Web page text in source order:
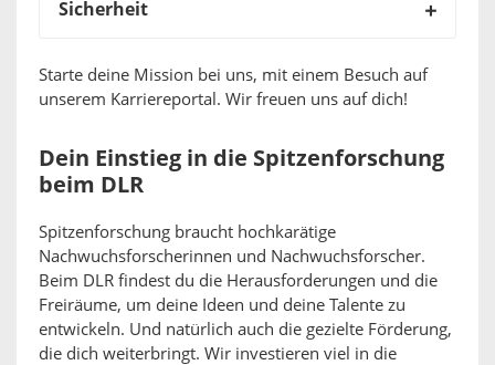
Sicherheit
Starte deine Mission bei uns, mit einem Besuch auf
unserem Karriereportal. Wir freuen uns auf dich!
Dein Einstieg in die Spitzenforschung
beim DLR
Spitzenforschung braucht hochkarätige
Nachwuchsforscherinnen und Nachwuchsforscher.
Beim DLR findest du die Herausforderungen und die
Freiräume, um deine Ideen und deine Talente zu
entwickeln. Und natürlich auch die gezielte Förderung,
die dich weiterbringt. Wir investieren viel in die